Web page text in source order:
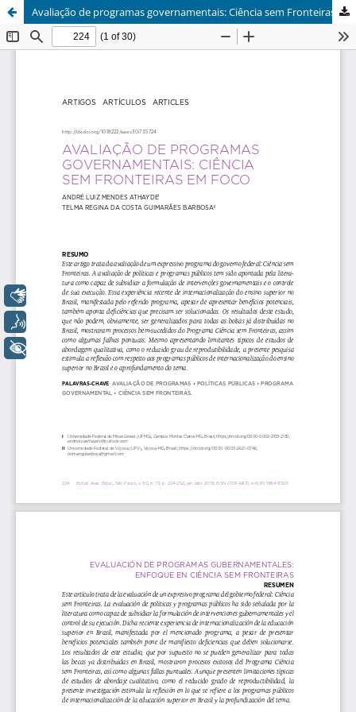
Avaliação de programas governamentais: Ciência sem Fronteiras em foco
Libras
Voz
+ Acessibilidade